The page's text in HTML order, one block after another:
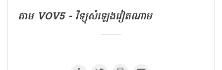
តាម VOV5 - វិទ្យុសំឡេងវៀតណាម